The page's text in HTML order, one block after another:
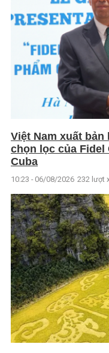
Việt Nam xuất bản
chọn lọc của Fidel
Cuba
10:23 - 06/08/2026 232 lượt